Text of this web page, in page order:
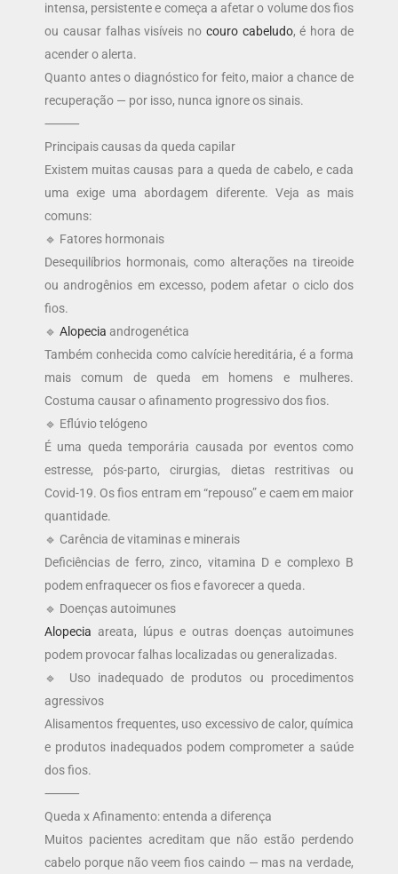
intensa, persistente e começa a afetar o volume dos fios
ou causar falhas visíveis no couro cabeludo, é hora de
acender o alerta.
Quanto antes o diagnóstico for feito, maior a chance de
recuperação — por isso, nunca ignore os sinais.
⸻
Principais causas da queda capilar
Existem muitas causas para a queda de cabelo, e cada
uma exige uma abordagem diferente. Veja as mais
comuns:
🔹 Fatores hormonais
Desequilíbrios hormonais, como alterações na tireoide
ou androgênios em excesso, podem afetar o ciclo dos
fios.
🔹 Alopecia androgenética
Também conhecida como calvície hereditária, é a forma
mais comum de queda em homens e mulheres.
Costuma causar o afinamento progressivo dos fios.
🔹 Eflúvio telógeno
É uma queda temporária causada por eventos como
estresse, pós-parto, cirurgias, dietas restritivas ou
Covid-19. Os fios entram em “repouso” e caem em maior
quantidade.
🔹 Carência de vitaminas e minerais
Deficiências de ferro, zinco, vitamina D e complexo B
podem enfraquecer os fios e favorecer a queda.
🔹 Doenças autoimunes
Alopecia areata, lúpus e outras doenças autoimunes
podem provocar falhas localizadas ou generalizadas.
🔹 Uso inadequado de produtos ou procedimentos
agressivos
Alisamentos frequentes, uso excessivo de calor, química
e produtos inadequados podem comprometer a saúde
dos fios.
⸻
Queda x Afinamento: entenda a diferença
Muitos pacientes acreditam que não estão perdendo
cabelo porque não veem fios caindo — mas na verdade,